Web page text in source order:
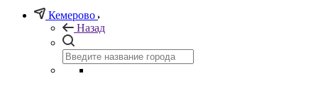
Кемерово
Назад